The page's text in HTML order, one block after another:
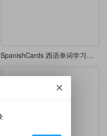
SpanishCards 西语单词学习笔记